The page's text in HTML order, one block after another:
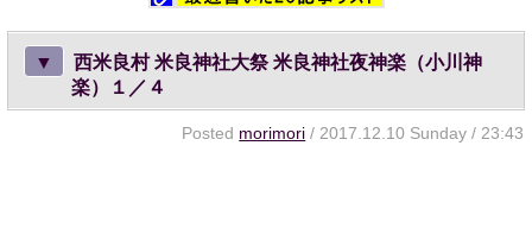
▼
西米良村 米良神社大祭 米良神社夜神楽（小川神
楽）１／４
Posted morimori / 2017.12.10 Sunday / 23:43